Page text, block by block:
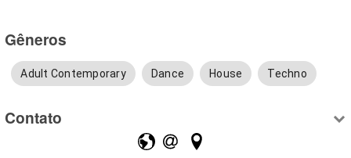
Gêneros
Adult Contemporary Dance House Techno
Contato